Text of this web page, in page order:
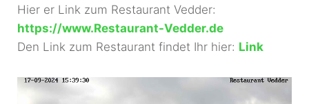
Hier er Link zum Restaurant Vedder:
https://www.Restaurant-Vedder.de
Den Link zum Restaurant findet Ihr hier: Link